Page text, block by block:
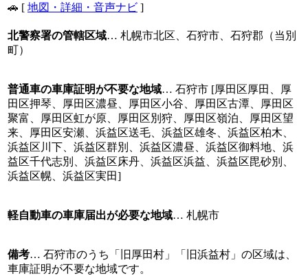
🚗 [ 地図・詳細・音声ナビ ]
北警察署の管轄区域… 札幌市北区、石狩市、石狩郡（当別
町）
普通車の車庫証明が不要な地域… 石狩市 [厚田区厚田、厚
田区押琴、厚田区濃昼、厚田区小谷、厚田区古潭、厚田区
聚富、厚田区虹が原、厚田区別狩、厚田区嶺泊、厚田区望
来、厚田区安瀬、浜益区送毛、浜益区雄冬、浜益区柏木、
浜益区川下、浜益区群別、浜益区濃昼、浜益区御料地、浜
益区千代志別、浜益区床丹、浜益区浜益、浜益区毘砂別、
浜益区幌、浜益区実田]
軽自動車の車庫届出が必要な地域… 札幌市
備考… 石狩市のうち「旧厚田村」「旧浜益村」の区域は、
車庫証明が不要な地域です。